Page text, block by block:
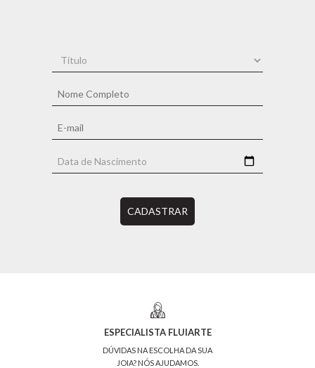
CADASTRAR
ESPECIALISTA FLUIARTE
DÚVIDAS NA ESCOLHA DA SUA
JOIA? NÓS AJUDAMOS.